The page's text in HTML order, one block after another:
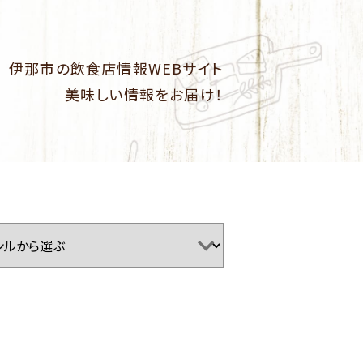
伊那市の飲食店情報WEBサイト
美味しい情報をお届け！